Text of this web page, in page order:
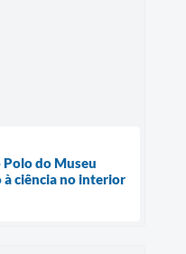
do Museu
à ciência no interior